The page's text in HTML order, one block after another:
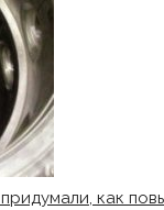
как